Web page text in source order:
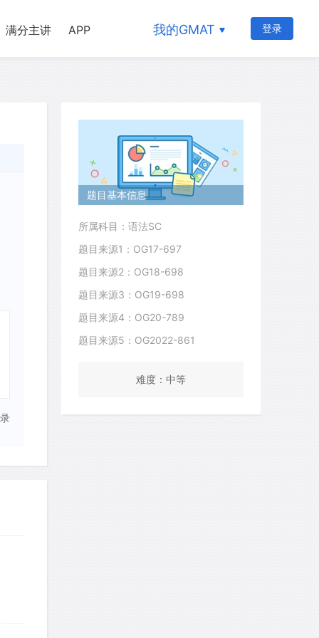
满分主讲 APP 我的GMAT 登录
题目基本信息
所属科目：语法SC
题目来源1：OG17-697
题目来源2：OG18-698
题目来源3：OG19-698
题目来源4：OG20-789
题目来源5：OG2022-861
难度：中等